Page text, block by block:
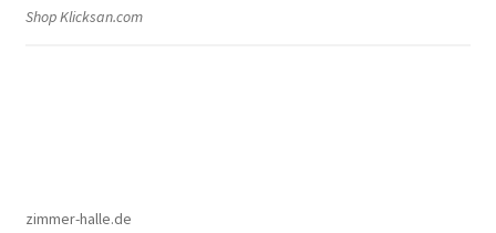
Shop Klicksan.com
zimmer-halle.de